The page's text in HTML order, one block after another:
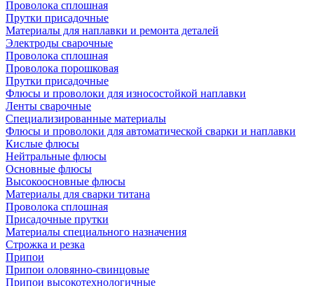
Проволока сплошная
Прутки присадочные
Материалы для наплавки и ремонта деталей
Электроды сварочные
Проволока сплошная
Проволока порошковая
Прутки присадочные
Флюсы и проволоки для износостойкой наплавки
Ленты сварочные
Специализированные материалы
Флюсы и проволоки для автоматической сварки и наплавки
Кислые флюсы
Нейтральные флюсы
Основные флюсы
Высокоосновные флюсы
Материалы для сварки титана
Проволока сплошная
Присадочные прутки
Материалы специального назначения
Строжка и резка
Припои
Припои оловянно-свинцовые
Припои высокотехнологичные